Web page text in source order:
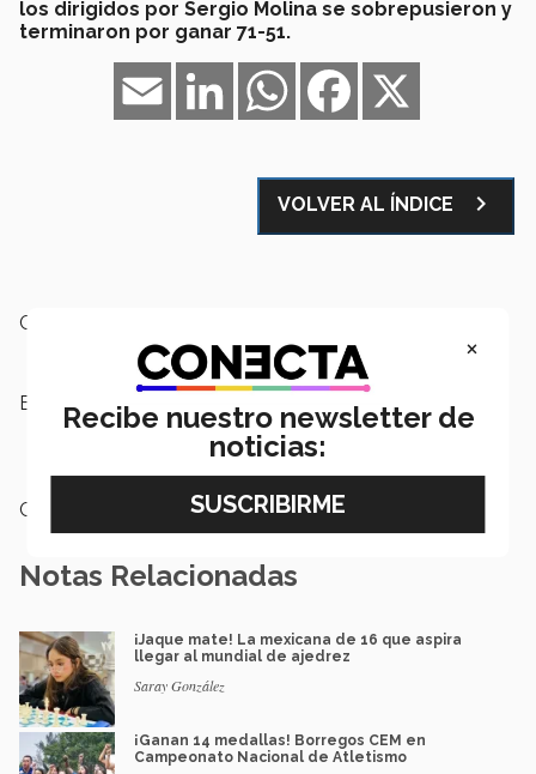
los dirigidos por Sergio Molina se sobrepusieron y
terminaron por ganar 71-51.
Facebook
WhatsApp
LinkedIn
Email
VOLVER AL ÍNDICE navigate_next
Campus:
Etiquetas: Ocho Grandes,
Borregos Hidalgo,
Borregos Guadalajara, Campus
Categoría:
Notas Relacionadas
¡Jaque mate! La mexicana de 16 que aspira
llegar al mundial de ajedrez
Saray González
¡Ganan 14 medallas! Borregos CEM en
Campeonato Nacional de Atletismo
×
Recibe nuestro newsletter de
noticias: